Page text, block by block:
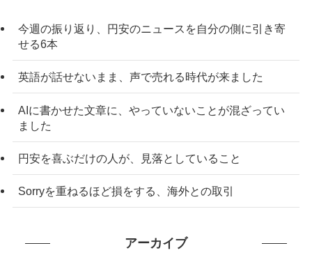
今週の振り返り、円安のニュースを自分の側に引き寄
せる6本
英語が話せないまま、声で売れる時代が来ました
AIに書かせた文章に、やっていないことが混ざってい
ました
円安を喜ぶだけの人が、見落としていること
Sorryを重ねるほど損をする、海外との取引
アーカイブ